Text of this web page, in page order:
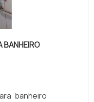
BANHEIRO
banheiro